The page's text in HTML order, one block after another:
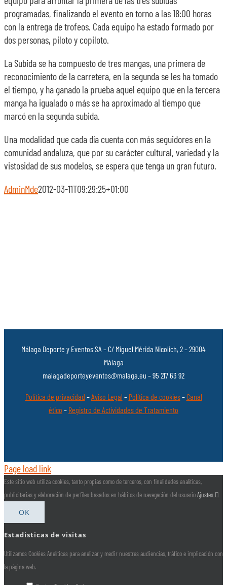
programadas, finalizando el evento en torno a las 18:00 horas
con la entrega de trofeos. Cada equipo ha estado formado por
dos personas, piloto y copiloto.
La Subida se ha compuesto de tres mangas, una primera de
reconocimiento de la carretera, en la segunda se les ha tomado
el tiempo, y ha ganado la prueba aquel equipo que en la tercera
manga ha igualado o más se ha aproximado al tiempo que
marcó en la segunda subida.
Una modalidad que cada día cuenta con más seguidores en la
comunidad andaluza, que por su carácter cultural, variedad y la
vistosidad de sus modelos, se espera que tenga un gran futuro.
AdminMde2012-03-11T09:29:25+01:00
Málaga Deporte y Eventos SA – C/ Miguel Mérida Nicolich, 2 – 29004
Málaga
malagadeporteyeventos@malaga.eu – 95 217 63 92
Política de privacidad –Aviso Legal – Política de cookies–Canal
ético – Registro de Actividades de Tratamiento
Page load link
Este sitio web utiliza cookies, tanto propias como de terceros, con finalidades analíticas,
publicitarias y elaboración de perfiles basados en hábitos de navegación del usuarioAjustes
OK
Estadisticas de visitas
Utilizamos Cookies Analíticas para analizar y medir nuestras audiencias, tráfico e implicación con
la página web.